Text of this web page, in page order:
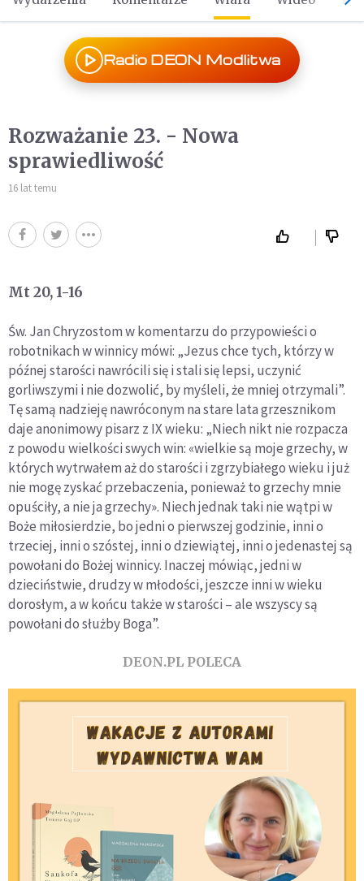
Radio DEON Modlitwa
Rozważanie 23. - Nowa
sprawiedliwość
16 lat temu
Mt 20, 1-16
Św. Jan Chryzostom w komentarzu do przypowieści o
robotnikach w winnicy mówi: „Jezus chce tych, którzy w
późnej starości nawrócili się i stali się lepsi, uczynić
gorliwszymi i nie dozwolić, by myśleli, że mniej otrzymali”.
Tę samą nadzieję nawróconym na stare lata grzesznikom
daje anonimowy pisarz z IX wieku: „Niech nikt nie rozpacza
z powodu wielkości swych win: «wielkie są moje grzechy, w
których wytrwałem aż do starości i zgrzybiałego wieku i już
nie mogę zyskać przebaczenia, ponieważ to grzechy mnie
opuściły, a nie ja grzechy». Niech jednak taki nie wątpi w
Boże miłosierdzie, bo jedni o pierwszej godzinie, inni o
trzeciej, inni o szóstej, inni o dziewiątej, inni o jedenastej są
powołani do Bożej winnicy. Inaczej mówiąc, jedni w
dzieciństwie, drudzy w młodości, jeszcze inni w wieku
dorosłym, a w końcu także w starości – ale wszyscy są
powołani do służby Boga”.
DEON.PL POLECA